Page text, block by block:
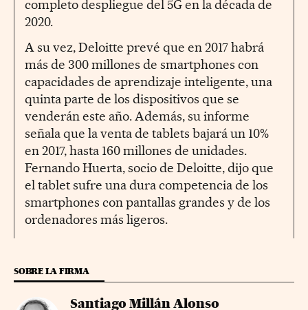
completo despliegue del 5G en la década de
2020.
A su vez, Deloitte prevé que en 2017 habrá
más de 300 millones de smartphones con
capacidades de aprendizaje inteligente, una
quinta parte de los dispositivos que se
venderán este año. Además, su informe
señala que la venta de tablets bajará un 10%
en 2017, hasta 160 millones de unidades.
Fernando Huerta, socio de Deloitte, dijo que
el tablet sufre una dura competencia de los
smartphones con pantallas grandes y de los
ordenadores más ligeros.
SOBRE LA FIRMA
Santiago Millán Alonso